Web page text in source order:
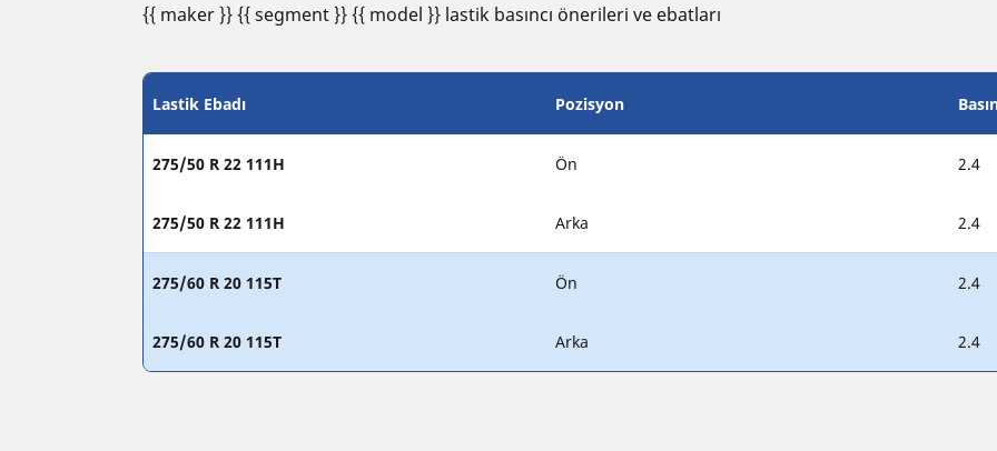
{{ maker }} {{ segment }} {{ model }} lastik basıncı öneri̇leri̇ ve ebatları
Lastik Ebadı Pozisyon
275/50 R 22 111H Ön 2.4
275/50 R 22 111H Arka 2.4
275/60 R 20 115T Ön 2.4
275/60 R 20 115T Arka 2.4